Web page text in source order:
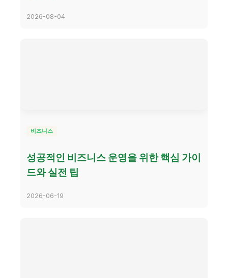
2026-08-04
비즈니스
성공적인 비즈니스 운영을 위한 핵심 가이
드와 실전 팁
2026-06-19